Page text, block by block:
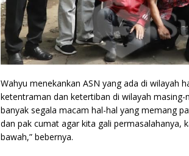
Wahyu menekankan ASN yang ada di wilayah
ketentraman dan ketertiban di wilayah masing-
banyak segala macam hal-hal yang memang
dan pak cumat agar kita gali permasalahanya,
bawah,” bebernya.